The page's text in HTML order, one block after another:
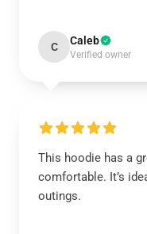
C Caleb
Verified owner
This hoodie has a
comfortable. It’s
outings.